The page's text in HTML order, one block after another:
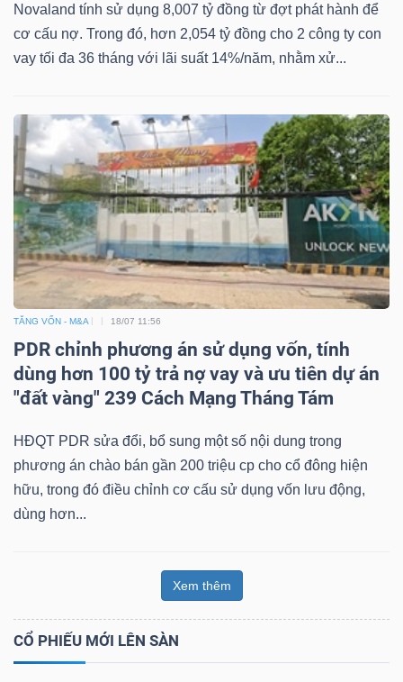
Novaland tính sử dụng 8,007 tỷ đồng từ đợt phát hành để
cơ cấu nợ. Trong đó, hơn 2,054 tỷ đồng cho 2 công ty con
vay tối đa 36 tháng với lãi suất 14%/năm, nhằm xử...
TĂNG VỐN - M&A 18/07 11:56
PDR chỉnh phương án sử dụng vốn, tính
dùng hơn 100 tỷ trả nợ vay và ưu tiên dự án
"đất vàng" 239 Cách Mạng Tháng Tám
HĐQT PDR sửa đổi, bổ sung một số nội dung trong
phương án chào bán gần 200 triệu cp cho cổ đông hiện
hữu, trong đó điều chỉnh cơ cấu sử dụng vốn lưu động,
dùng hơn...
Xem thêm
CỔ PHIẾU MỚI LÊN SÀN